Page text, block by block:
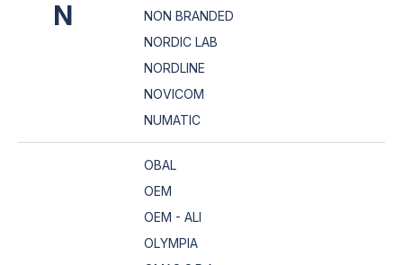
N
NON BRANDED
NORDIC LAB
NORDLINE
NOVICOM
NUMATIC
OBAL
OEM
OEM - ALI
OLYMPIA